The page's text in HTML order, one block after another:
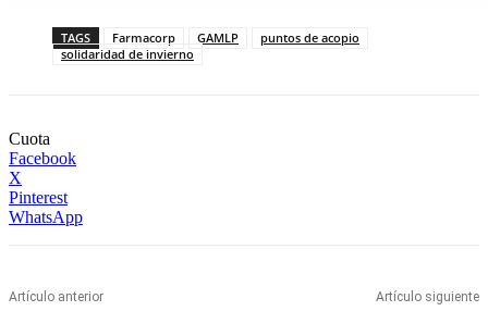
TAGS Farmacorp GAMLP
puntos de acopio
solidaridad de invierno
Cuota
Facebook
X
Pinterest
WhatsApp
Artículo anterior Artículo siguiente